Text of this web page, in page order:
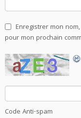
Enregistrer mon
pour mon prochain
Code Anti-spam